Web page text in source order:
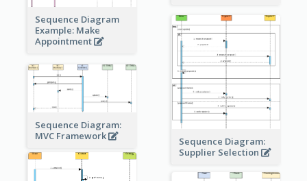
Sequence Diagram
Example: Make
Appointment
Sequence Diagram:
Supplier Selection
Sequence Diagram:
MVC Framework